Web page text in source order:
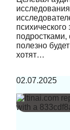
полезно
хотят…
02.07.2025